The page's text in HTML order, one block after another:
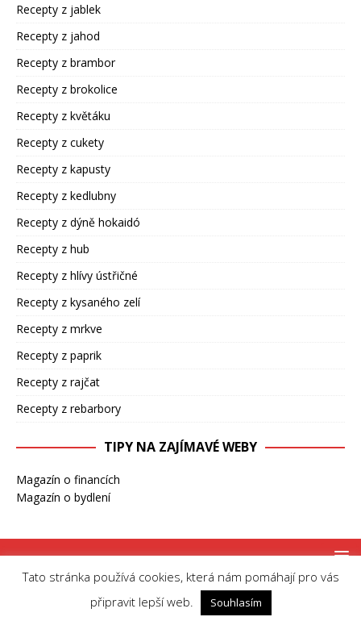
Recepty z jablek
Recepty z jahod
Recepty z brambor
Recepty z brokolice
Recepty z květáku
Recepty z cukety
Recepty z kapusty
Recepty z kedlubny
Recepty z dýně hokaidó
Recepty z hub
Recepty z hlívy ústřičné
Recepty z kysaného zelí
Recepty z mrkve
Recepty z paprik
Recepty z rajčat
Recepty z rebarbory
TIPY NA ZAJÍMAVÉ WEBY
Magazín o financích
Magazín o bydlení
Copyright © 2026 | MH Magazine WordPress Theme by
Tato stránka používá cookies, která nám pomáhají pro vás
připravit lepší web.
Souhlasím